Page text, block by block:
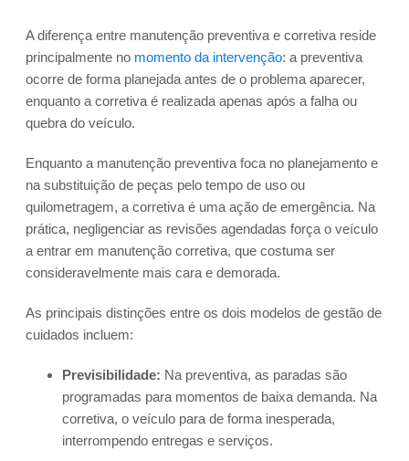
A diferença entre manutenção preventiva e corretiva reside
principalmente no momento da intervenção: a preventiva
ocorre de forma planejada antes de o problema aparecer,
enquanto a corretiva é realizada apenas após a falha ou
quebra do veículo.
Enquanto a manutenção preventiva foca no planejamento e
na substituição de peças pelo tempo de uso ou
quilometragem, a corretiva é uma ação de emergência. Na
prática, negligenciar as revisões agendadas força o veículo
a entrar em manutenção corretiva, que costuma ser
consideravelmente mais cara e demorada.
As principais distinções entre os dois modelos de gestão de
cuidados incluem:
Previsibilidade: Na preventiva, as paradas são
programadas para momentos de baixa demanda. Na
corretiva, o veículo para de forma inesperada,
interrompendo entregas e serviços.